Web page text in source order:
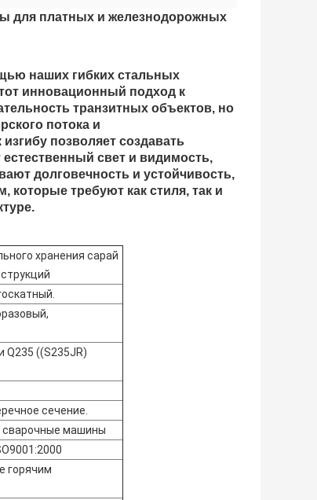
для платных и железнодорожных
наших гибких стальных
инновационный подход к
транзитных объектов, но
потока и
позволяет создавать
свет и видимость,
долговечность и устойчивость,
требуют как стиля, так и
хранения сарай
Q235 ((S235JR)
сечение.
сварочные машины
горячим